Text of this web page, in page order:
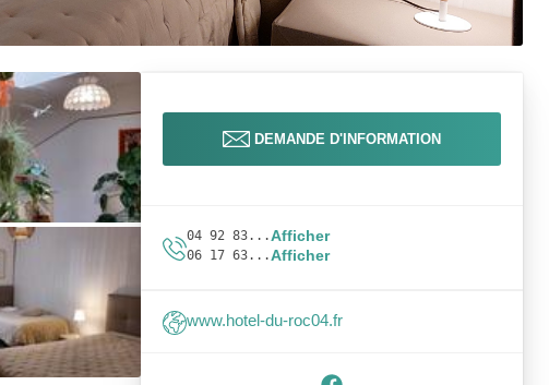
DEMANDE D'INFORMATION
04 92 83...Afficher
06 17 63...Afficher
www.hotel-du-roc04.fr